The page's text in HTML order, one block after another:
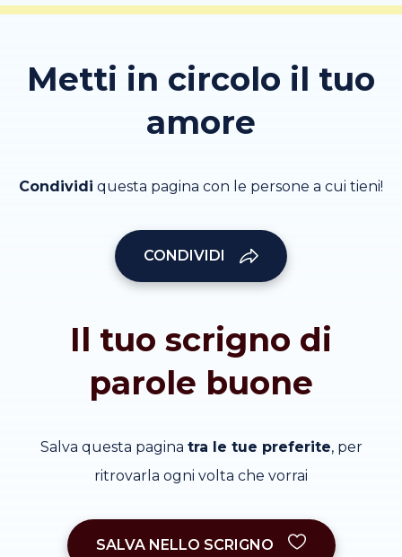
Metti in circolo il tuo
amore
Condividi questa pagina con le persone a cui tieni!
CONDIVIDI
Il tuo scrigno di
parole buone
Salva questa pagina tra le tue preferite, per
ritrovarla ogni volta che vorrai
SALVA NELLO SCRIGNO